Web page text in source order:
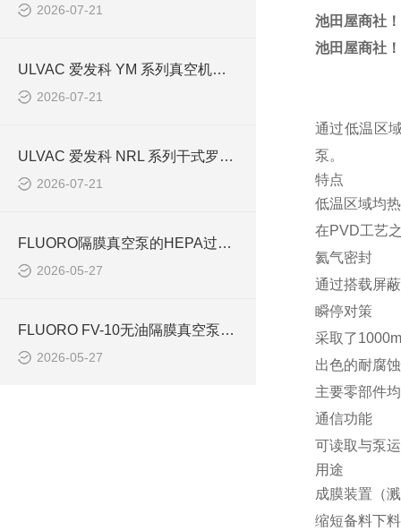
2026-07-21
ULVAC 爱发科 YM 系列真空机组全谱系解析：型号参数、分类与工况选型规范
2026-07-21
ULVAC 爱发科 NRL 系列干式罗茨泵产品参数、结构特点与行业选型应用
2026-07-21
FLUORO隔膜真空泵的HEPA过滤与洁净室适用性分析
2026-05-27
FLUORO FV-10无油隔膜真空泵：电磁驱动的小型化真空动力新选择
2026-05-27
池田屋商社
池田屋商社
通过低温区
泵。
特点
低温区域均
在PVD工艺
氦气密封
通过搭载屏
瞬停对策
采取了
出色的耐腐
主要零部件
通信功能
可读取与泵
用途
成膜装置（
缩短备料下